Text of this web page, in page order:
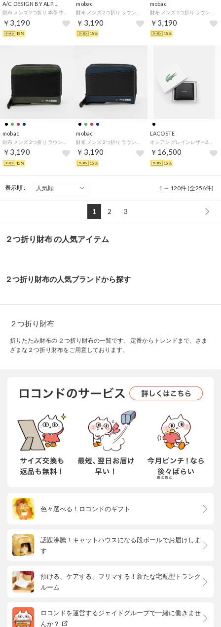
A/C DESIGN BY ALPHA CUBIC
￥3,190
15%
mobac
￥3,190
15%
mobac
￥3,190
15%
mobac
￥3,190
15%
mobac
￥3,190
15%
LACOSTE
￥16,500
15%
表示順 : 1 ～ 120件 (全256件)
1 2 3
２つ折り財布 の人気アイテム
２つ折り財布の人気ブランドから探す
２つ折り財布
折りたたみ財布の ２つ折り財布の一覧です。 定番からトレンドまで、さま
ざまな２つ折り財布をご用意しております。
色々選べる！ロコンドのギフト
話題沸騰！キャットハウスになる段ボールでお届けしま
す
預ける、ケアする、フリマする！新たな宅配型トランク
ルーム
ロコンドを運営するジェイドグループで一緒に働きませ
んか？